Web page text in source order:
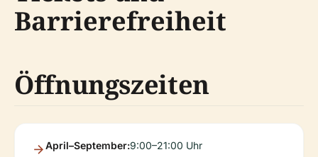
Barrierefreiheit
Öffnungszeiten
April–September:9:00–21:00 Uhr